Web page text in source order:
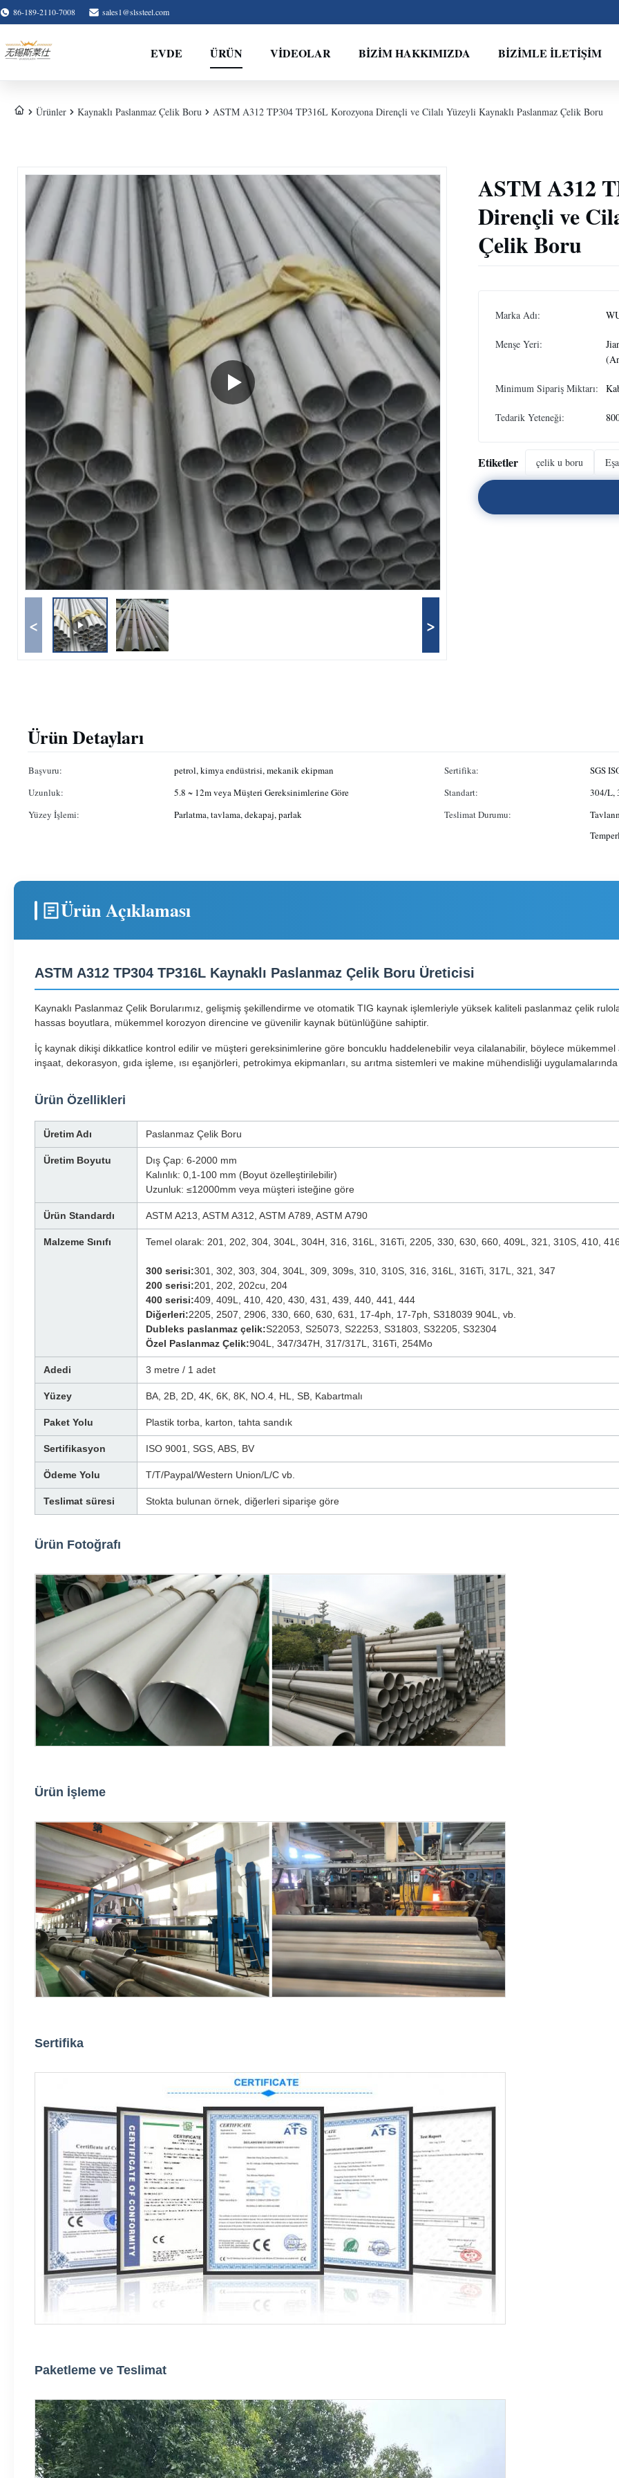
86-189-2110-7008 sales1@slssteel.com
EVDE ÜRÜN VIDEOLAR BIZIM HAKKIMIZDA BIZIMLE İLETIŞIM
Ürünler Kaynaklı Paslanmaz Çelik Boru ASTM A312 TP304 TP316L Korozyona Dirençli ve Cilalı Yüzeyli Kaynaklı Paslanmaz Çelik Boru
< >
ASTM A312
Dirençli ve
Çelik Boru
Marka Adı:
Menşe Yeri:
Minimum Sipariş Miktarı:
Tedarik Yeteneği:
Etiketler çelik u boru
Ürün Detayları
Başvuru: petrol, kimya endüstrisi, mekanik ekipman Sertifika:
SGS
Uzunluk:
5.8 ~ 12m veya Müşteri Gereksinimlerine Göre Standart:
304/L,
Yüzey İşlemi:
Parlatma, tavlama, dekapaj, parlak Teslimat Durumu:
Ürün Açıklaması
ASTM A312 TP304 TP316L Kaynaklı Paslanmaz Çelik Boru Üreticisi
Kaynaklı Paslanmaz Çelik Borularımız, gelişmiş şekillendirme ve otomatik TIG kaynak işlemleriyle yüksek kaliteli paslanmaz çelik
hassas boyutlara, mükemmel korozyon direncine ve güvenilir kaynak bütünlüğüne sahiptir.
İç kaynak dikişi dikkatlice kontrol edilir ve müşteri gereksinimlerine göre boncuklu haddelenebilir veya cilalanabilir, böylece
inşaat, dekorasyon, gıda işleme, ısı eşanjörleri, petrokimya ekipmanları, su arıtma sistemleri ve makine mühendisliği uygulamalarında
Ürün Özellikleri
Üretim Adı Paslanmaz Çelik Boru
Üretim Boyutu
Dış Çap: 6-2000 mm
Kalınlık: 0,1-100 mm (Boyut özelleştirilebilir)
Uzunluk: ≤12000mm veya müşteri isteğine göre
Ürün Standardı ASTM A213, ASTM A312, ASTM A789, ASTM A790
Malzeme Sınıfı Temel olarak: 201, 202, 304, 304L, 304H, 316, 316L, 316Ti, 2205, 330, 630, 660, 409L, 321, 310S, 410,
300 serisi:301, 302, 303, 304, 304L, 309, 309s, 310, 310S, 316, 316L, 316Ti, 317L, 321, 347
200 serisi:201, 202, 202cu, 204
400 serisi:409, 409L, 410, 420, 430, 431, 439, 440, 441, 444
Diğerleri:2205, 2507, 2906, 330, 660, 630, 631, 17-4ph, 17-7ph, S318039 904L, vb.
Dubleks paslanmaz çelik:S22053, S25073, S22253, S31803, S32205, S32304
Özel Paslanmaz Çelik:904L, 347/347H, 317/317L, 316Ti, 254Mo
Adedi 3 metre / 1 adet
Yüzey BA, 2B, 2D, 4K, 6K, 8K, NO.4, HL, SB, Kabartmalı
Paket Yolu Plastik torba, karton, tahta sandık
Sertifikasyon ISO 9001, SGS, ABS, BV
Ödeme Yolu T/T/Paypal/Western Union/L/C vb.
Teslimat süresi Stokta bulunan örnek, diğerleri siparişe göre
Ürün Fotoğrafı
Ürün İşleme
Sertifika
Paketleme ve Teslimat